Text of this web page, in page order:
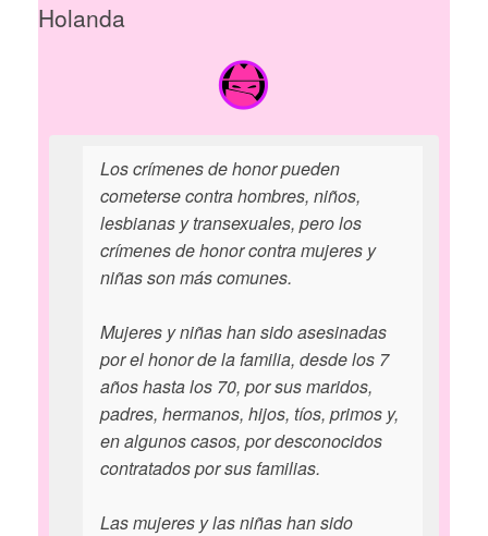
Holanda
Los crímenes de honor pueden
cometerse contra hombres, niños,
lesbianas y transexuales, pero los
crímenes de honor contra mujeres y
niñas son más comunes.
Mujeres y niñas han sido asesinadas
por el honor de la familia, desde los 7
años hasta los 70, por sus maridos,
padres, hermanos, hijos, tíos, primos y,
en algunos casos, por desconocidos
contratados por sus familias.
Las mujeres y las niñas han sido